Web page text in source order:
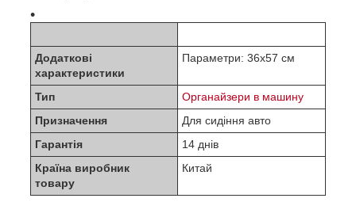
Додаткові
характеристики
Параметри: 36х57 см
Тип
Органайзери в машину
Призначення
Для сидіння авто
Гарантія
14 днів
Країна виробник
товару
Китай